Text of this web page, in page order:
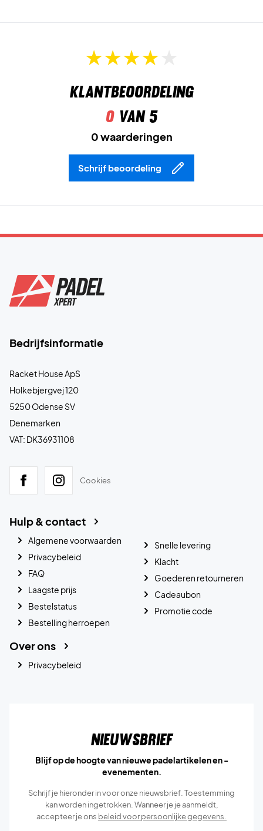
Klantbeoordeling
0van 5
0 waarderingen
Schrijf beoordeling
Bedrijfsinformatie
Racket House ApS
Holkebjergvej 120
5250 Odense SV
Denemarken
VAT: DK36931108
Cookies
Hulp & contact
Algemene voorwaarden
Privacybeleid
FAQ
Laagste prijs
Bestelstatus
Bestelling herroepen
Snelle levering
Klacht
Goederen retourneren
Cadeaubon
Promotie code
Over ons
Privacybeleid
Nieuwsbrief
Blijf op de hoogte van nieuwe padelartikelen en -
evenementen.
Schrijf je hieronder in voor onze nieuwsbrief. Toestemming
kan worden ingetrokken. Wanneer je je aanmeldt,
accepteer je ons beleid voor persoonlijke gegevens.